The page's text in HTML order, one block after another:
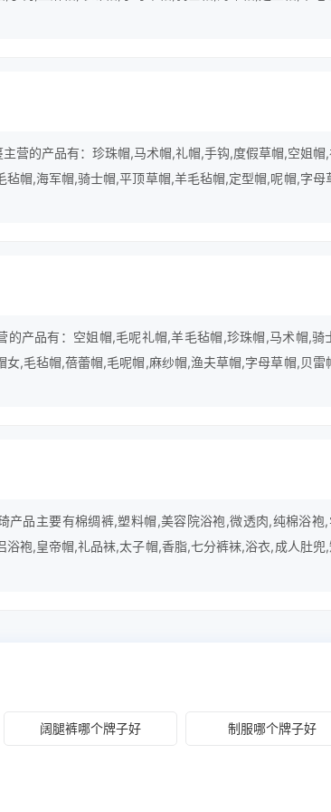
营的产品有：珍珠帽,马术帽,礼帽,手钩,度假草帽,空姐帽
帽,海军帽,骑士帽,平顶草帽,羊毛毡帽,定型帽,呢帽,字母
的产品有：空姐帽,毛呢礼帽,羊毛毡帽,珍珠帽,马术帽,骑
,毛毡帽,蓓蕾帽,毛呢帽,麻纱帽,渔夫草帽,字母草帽,贝雷
产品主要有棉绸裤,塑料帽,美容院浴袍,微透肉,纯棉浴袍
袍,皇帝帽,礼品袜,太子帽,香脂,七分裤袜,浴衣,成人肚兜,
阔腿裤哪个牌子好 制服哪个牌子好